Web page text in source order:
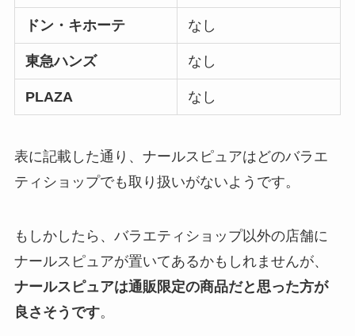
ドン・キホーテ なし
東急ハンズ なし
PLAZA なし
表に記載した通り、ナールスピュアはどのバラエ
ティショップでも取り扱いがないようです。
もしかしたら、バラエティショップ以外の店舗に
ナールスピュアが置いてあるかもしれませんが、
ナールスピュアは通販限定の商品だと思った方が
良さそうです。